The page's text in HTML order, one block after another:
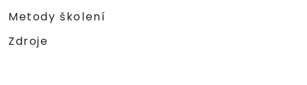
Metody školení
Zdroje